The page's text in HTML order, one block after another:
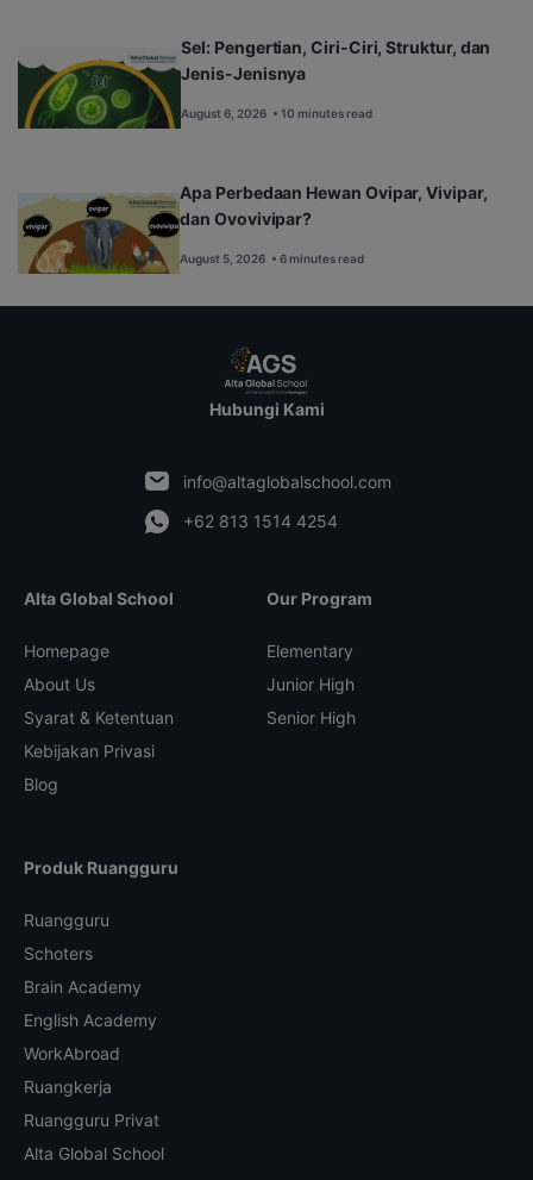
Sel: Pengertian, Ciri-Ciri, Struktur, dan
Jenis-Jenisnya
August 6, 2026 • 10 minutes read
Apa Perbedaan Hewan Ovipar, Vivipar,
dan Ovovivipar?
August 5, 2026 • 6 minutes read
Hubungi Kami
info@altaglobalschool.com
+62 813 1514 4254
Alta Global School
Homepage
About Us
Syarat & Ketentuan
Kebijakan Privasi
Blog
Our Program
Elementary
Junior High
Senior High
Produk Ruangguru
Ruangguru
Schoters
Brain Academy
English Academy
WorkAbroad
Ruangkerja
Ruangguru Privat
Alta Global School